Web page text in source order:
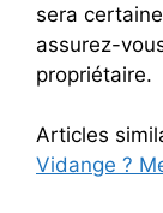
sera
assurez-
propriétaire.
Articles
Vidange ?